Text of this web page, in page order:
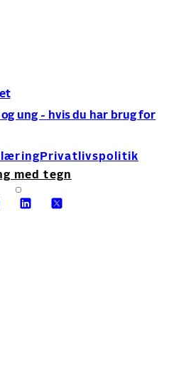
og ung - hvis du har brug for
Privatlivspolitik
med tegn